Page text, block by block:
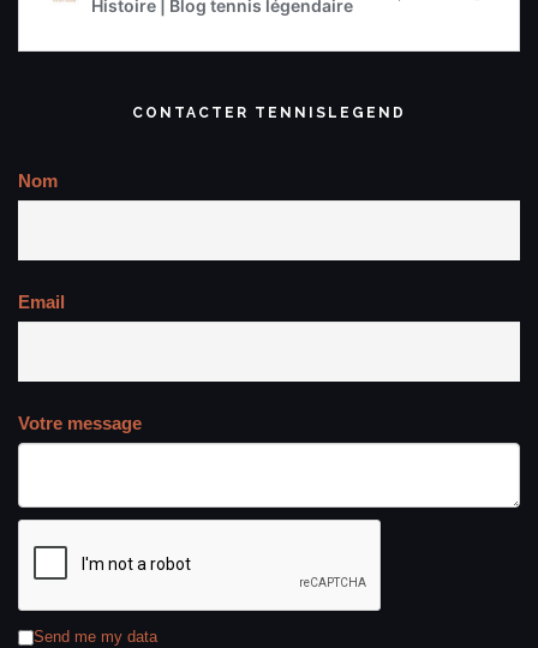
CONTACTER TENNISLEGEND
Nom
Email
Votre message
Send me my data